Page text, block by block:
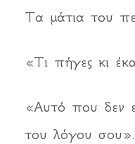
Τα μάτια του
«Τι πήγες κι
«Αυτό που δεν
του λόγου σου».